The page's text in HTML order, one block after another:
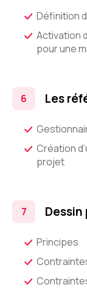
Définition
Activation
pour une
Les
Création
projet
Principes